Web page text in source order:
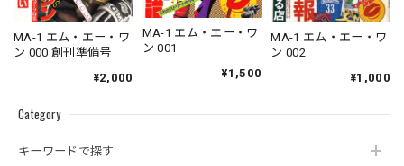
Category
キーワードで探す
MA-1 エム・エー・ワ
ン 000 創刊準備号
¥2,000
MA-1 エム・エー・ワ
ン 001
¥1,500
MA-1 エム・エー・ワ
ン 002
¥1,000